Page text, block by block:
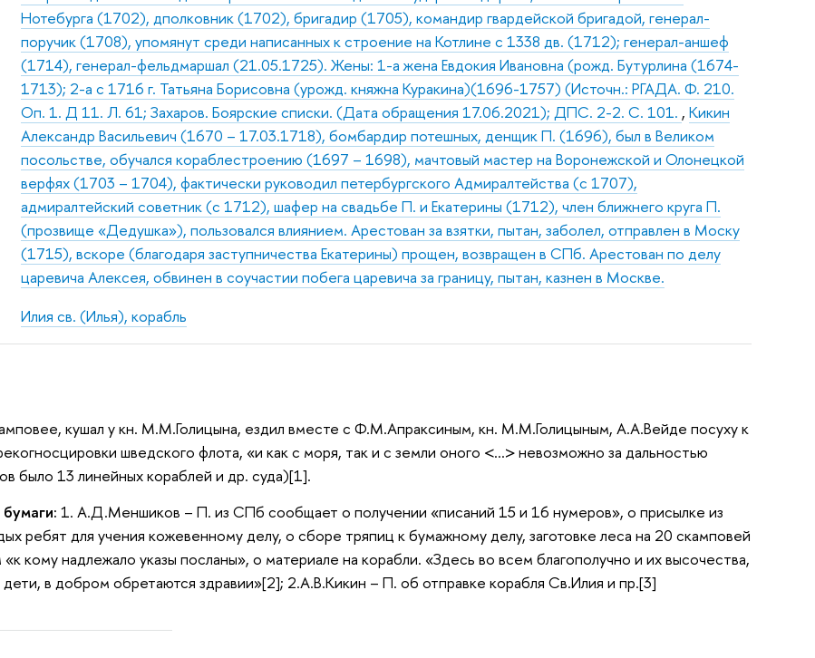
Нотебурга (1702), дполковник (1702), бригадир (1705), командир гвардейской бригадой, генерал-
поручик (1708), упомянут среди написанных к строение на Котлине с 1338 дв. (1712); генерал-аншеф
(1714), генерал-фельдмаршал (21.05.1725). Жены: 1-а жена Евдокия Ивановна (рожд. Бутурлина (1674-
1713); 2-а с 1716 г. Татьяна Борисовна (урожд. княжна Куракина)(1696-1757) (Источн.: РГАДА. Ф. 210.
Оп. 1. Д 11. Л. 61; Захаров. Боярские списки. (Дата обращения 17.06.2021); ДПС. 2-2. С. 101. ,Кикин
Александр Васильевич (1670 – 17.03.1718), бомбардир потешных, денщик П. (1696), был в Великом
посольстве, обучался кораблестроению (1697 – 1698), мачтовый мастер на Воронежской и Олонецкой
верфях (1703 – 1704), фактически руководил петербургского Адмиралтейства (с 1707),
адмиралтейский советник (с 1712), шафер на свадьбе П. и Екатерины (1712), член ближнего круга П.
(прозвище «Дедушка»), пользовался влиянием. Арестован за взятки, пытан, заболел, отправлен в Моску
(1715), вскоре (благодаря заступничества Екатерины) прощен, возвращен в СПб. Арестован по делу
царевича Алексея, обвинен в соучастии побега царевича за границу, пытан, казнен в Москве.
Илия св. (Илья), корабль
кушал у кн. М.М.Голицына, ездил вместе с Ф.М.Апраксиным, кн. М.М.Голицыным, А.А.Вейде посуху к
шведского флота, «и как с моря, так и с земли оного <…> невозможно за дальностью
было 13 линейных кораблей и др. суда)[1].
1. А.Д.Меншиков – П. из СПб сообщает о получении «писаний 15 и 16 нумеров», о присылке из
ребят для учения кожевенному делу, о сборе тряпиц к бумажному делу, заготовке леса на 20 скамповей
кому надлежало указы посланы», о материале на корабли. «Здесь во всем благополучно и их высочества,
в добром обретаются здравии»[2]; 2.А.В.Кикин – П. об отправке корабля Св.Илия и пр.[3]